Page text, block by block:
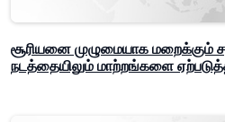
சூரியனை முழுமையாக மறைக்கும்
நடத்தையிலும் மாற்றங்களை